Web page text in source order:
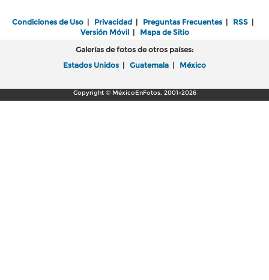
Condiciones de Uso | Privacidad | Preguntas Frecuentes | RSS |
Versión Móvil| Mapa de Sitio
Galerías de fotos de otros países:
Estados Unidos | Guatemala | México
Copyright © MéxicoEnFotos, 2001-2026